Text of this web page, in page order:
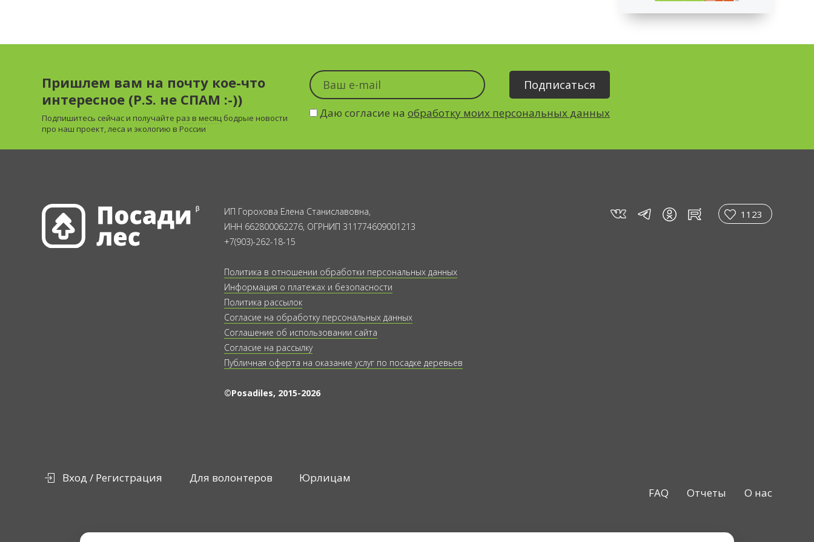
Пришлем вам на почту кое-что
интересное (P.S. не СПАМ :-))
Подпишитесь сейчас и получайте раз в месяц бодрые новости
про наш проект, леса и экологию в России
Даю согласие наобработку моих персональных данных
ИП Горохова Елена Станиславовна,
ИНН 662800062276, ОГРНИП 311774609001213
+7(903)-262-18-15
Политика в отношении обработки персональных данных
Информация о платежах и безопасности
Политика рассылок
Согласие на обработку персональных данных
Соглашение об использовании сайта
Согласие на рассылку
Публичная оферта на оказание услуг по посадке деревьев
©Posadiles, 2015-2026
vk tg in rt 1123
Вход / Регистрация Для волонтеров
Юрлицам
О нас
Отчеты
FAQ